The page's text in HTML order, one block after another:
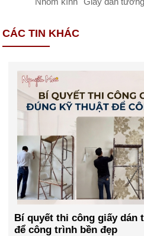
Nhôm kính Giấy dán
CÁC TIN KHÁC
Bí quyết thi công giấy dán
để công trình bền đẹp